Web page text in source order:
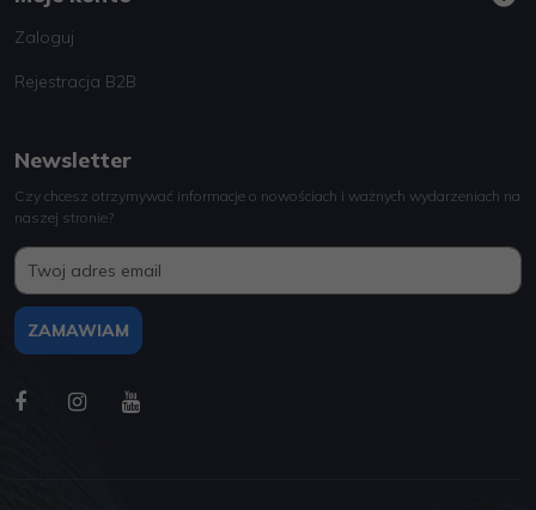
Zaloguj
Rejestracja B2B
Newsletter
Czy chcesz otrzymywać informacje o nowościach i ważnych wydarzeniach na
naszej stronie?